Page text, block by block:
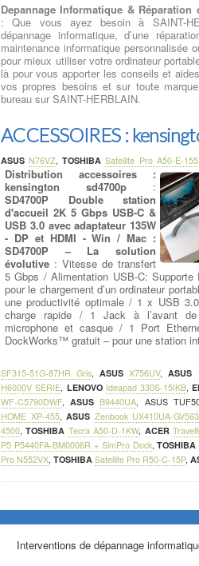
Depannage Informatique &
: Que vous ayez besoin à SAINT-
dépannage informatique, d’une
maintenance informatique personnalisée
pour mieux utiliser votre ordinateur
là pour vous apporter les conseils et
vos propres besoins et sur toute
bureau sur SAINT-HERBLAIN.
ACCESSOIRES :
Distribution accessoires :
kensington sd4700p :
SD4700P Double station
d'accueil 2K 5 Gbps USB-C &
USB 3.0 avec adaptateur 135W
- DP et HDMI - Win / Mac :
SD4700P – La solution
évolutive : Vitesse de transfert
5 Gbps / Alimentation USB-C:
pour le chargement d’un ordinateur
une productivité optimale / 1 x USB
charge rapide / 1 Jack à l’avant
microphone et casque / 1 Port
DockWorks™ gratuit – pour une station
ASUS N76VZ,TOSHIBA Satellite Pro A50-E-155,
SF315-51G-87HR Gris, ASUS X756UV, ASUS
H6000V SERIE, LENOVO Ideapad 330S-15IKB,
WF-C5790DWF,ASUS B9440UA, ASUS
HOME XP-455,ASUS Zenbook UX410UA-
4500,TOSHIBA Tecra A50-D-1KW, ACER
P5 P5440FA-BM0006R + SimPro Dock,TOSHIBA
Pro N552VX, TOSHIBA Satellite Pro R50-C-15P,
Interventions de dépannage